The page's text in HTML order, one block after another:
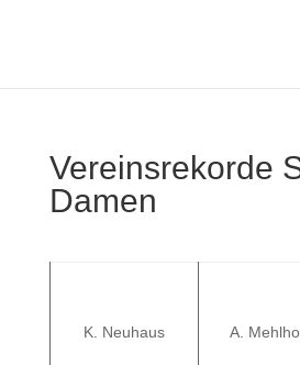
Vereinsrekorde
Damen
K. Neuhaus A.